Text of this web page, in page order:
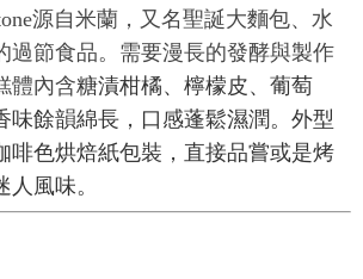
源自米蘭，又名聖誕大麵包、水
過節食品。需要漫長的發酵與製作
體內含糖漬柑橘、檸檬皮、葡萄
味餘韻綿長，口感蓬鬆濕潤。外型
啡色烘焙紙包裝，直接品嘗或是烤
風味。